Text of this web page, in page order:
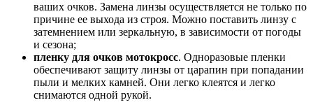
ваших очков. Замена линзы осуществляется не только по
причине ее выхода из строя. Можно поставить линзу с
затемнением или зеркальную, в зависимости от погоды
и сезона;
пленку для очков мотокросс. Одноразовые пленки
обеспечивают защиту линзы от царапин при попадании
пыли и мелких камней. Они легко клеятся и легко
снимаются одной рукой.